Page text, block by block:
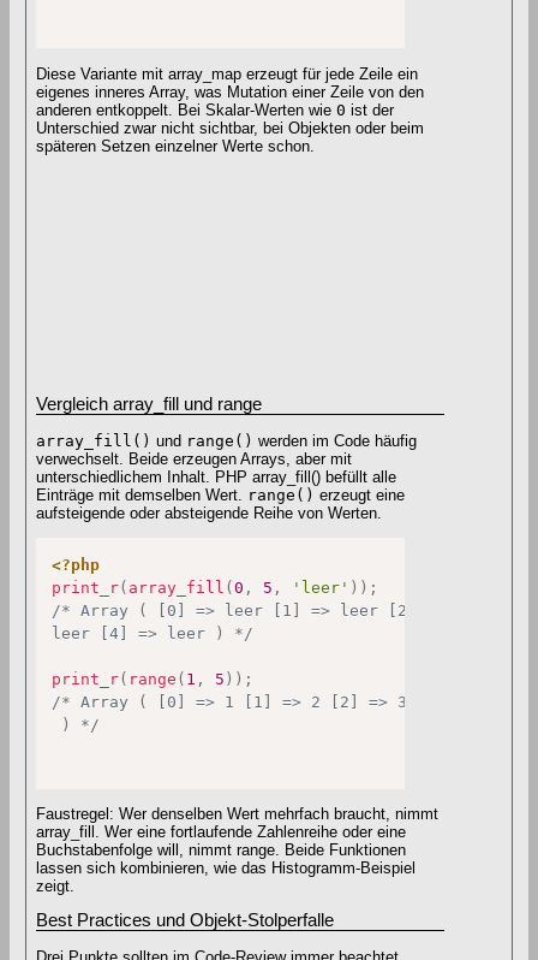
Diese Variante mit array_map erzeugt für jede Zeile ein
eigenes inneres Array, was Mutation einer Zeile von den
anderen entkoppelt. Bei Skalar-Werten wie 0 ist der
Unterschied zwar nicht sichtbar, bei Objekten oder beim
späteren Setzen einzelner Werte schon.
Vergleich array_fill und range
array_fill() und range() werden im Code häufig
verwechselt. Beide erzeugen Arrays, aber mit
unterschiedlichem Inhalt. PHP array_fill() befüllt alle
Einträge mit demselben Wert.
range() erzeugt eine
aufsteigende oder absteigende Reihe von Werten.
<?php
print_r( array_fill (0 , 5 , 'leer' ) ) ;
/* Array ( [0] => leer [1] => leer [2] => leer
leer [4] => leer ) */
print_r( range ( 1 , 5 ) ) ;
/* Array ( [0] => 1 [1] => 2 [2] => 3 [3] => 4 [4]
) */
Faustregel: Wer denselben Wert mehrfach braucht, nimmt
array_fill. Wer eine fortlaufende Zahlenreihe oder eine
Buchstabenfolge will, nimmt range. Beide Funktionen
lassen sich kombinieren, wie das Histogramm-Beispiel
zeigt.
Best Practices und Objekt-Stolperfalle